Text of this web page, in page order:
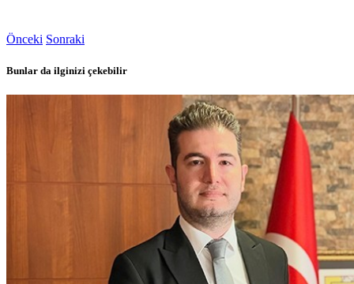
Önceki Sonraki
Bunlar da ilginizi çekebilir